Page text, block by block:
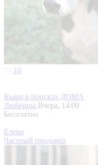
10
Кьяра в поисках ДОМА
Люберцы Вчера, 14:09
Бесплатно
Елена
Частный продавец